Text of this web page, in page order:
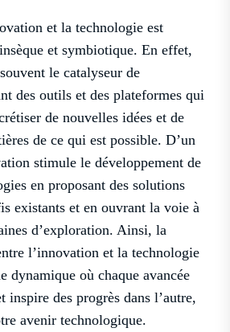
et la technologie est
et symbiotique. En effet,
le catalyseur de
des outils et des plateformes qui
de nouvelles idées et de
de ce qui est possible. D’un
stimule le développement de
en proposant des solutions
existants et en ouvrant la voie à
d’exploration. Ainsi, la
l’innovation et la technologie
dynamique où chaque avancée
inspire des progrès dans l’autre,
avenir technologique.